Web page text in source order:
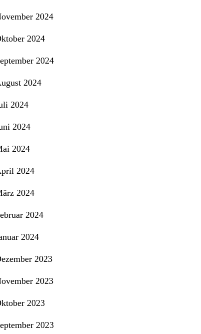
2024
2024
2024
2024
2024
2024
2024
2024
2024
2024
2024
2023
2023
2023
2023